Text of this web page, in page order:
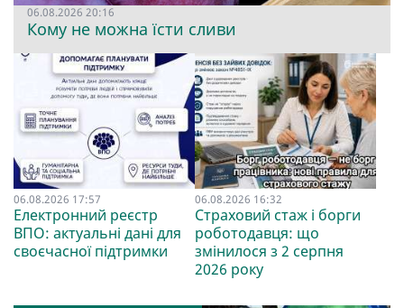
06.08.2026 20:16
Кому не можна їсти сливи
06.08.2026 17:57
Електронний реєстр
ВПО: актуальні дані для
своєчасної підтримки
06.08.2026 16:32
Страховий стаж і борги
роботодавця: що
змінилося з 2 серпня
2026 року